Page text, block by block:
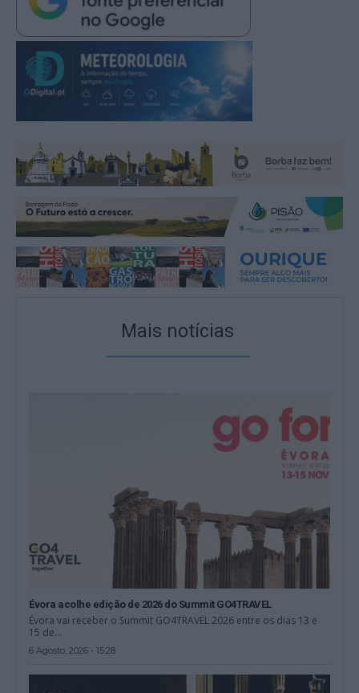
Mais notícias
Évora acolhe edição de 2026 do Summit GO4TRAVEL
Évora vai receber o Summit GO4TRAVEL 2026 entre os dias 13 e
15 de...
6 Agosto, 2026 - 15:28